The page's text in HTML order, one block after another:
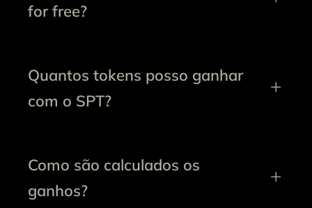
for free?
Quantos tokens posso ganhar
com o SPT?
Como são calculados os
ganhos?